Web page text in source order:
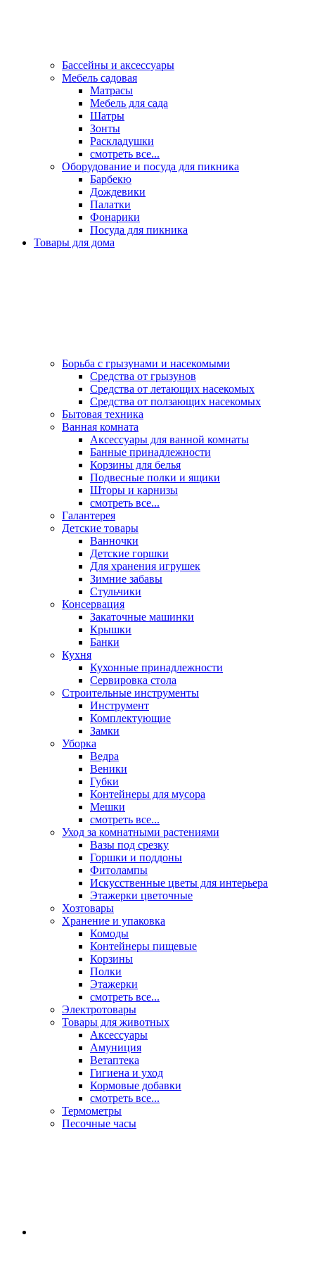
Бассейны и аксессуары
Мебель садовая
Матрасы
Мебель для сада
Шатры
Зонты
Раскладушки
смотреть все...
Оборудование и посуда для пикника
Барбекю
Дождевики
Палатки
Фонарики
Посуда для пикника
Товары для дома
Борьба с грызунами и насекомыми
Средства от грызунов
Средства от летающих насекомых
Средства от ползающих насекомых
Бытовая техника
Ванная комната
Аксессуары для ванной комнаты
Банные принадлежности
Корзины для белья
Подвесные полки и ящики
Шторы и карнизы
смотреть все...
Галантерея
Детские товары
Ванночки
Детские горшки
Для хранения игрушек
Зимние забавы
Стульчики
Консервация
Закаточные машинки
Крышки
Банки
Кухня
Кухонные принадлежности
Сервировка стола
Строительные инструменты
Инструмент
Комплектующие
Замки
Уборка
Ведра
Веники
Губки
Контейнеры для мусора
Мешки
смотреть все...
Уход за комнатными растениями
Вазы под срезку
Горшки и поддоны
Фитолампы
Искусственные цветы для интерьера
Этажерки цветочные
Хозтовары
Хранение и упаковка
Комоды
Контейнеры пищевые
Корзины
Полки
Этажерки
смотреть все...
Электротовары
Товары для животных
Аксессуары
Амуниция
Ветаптека
Гигиена и уход
Кормовые добавки
смотреть все...
Термометры
Песочные часы